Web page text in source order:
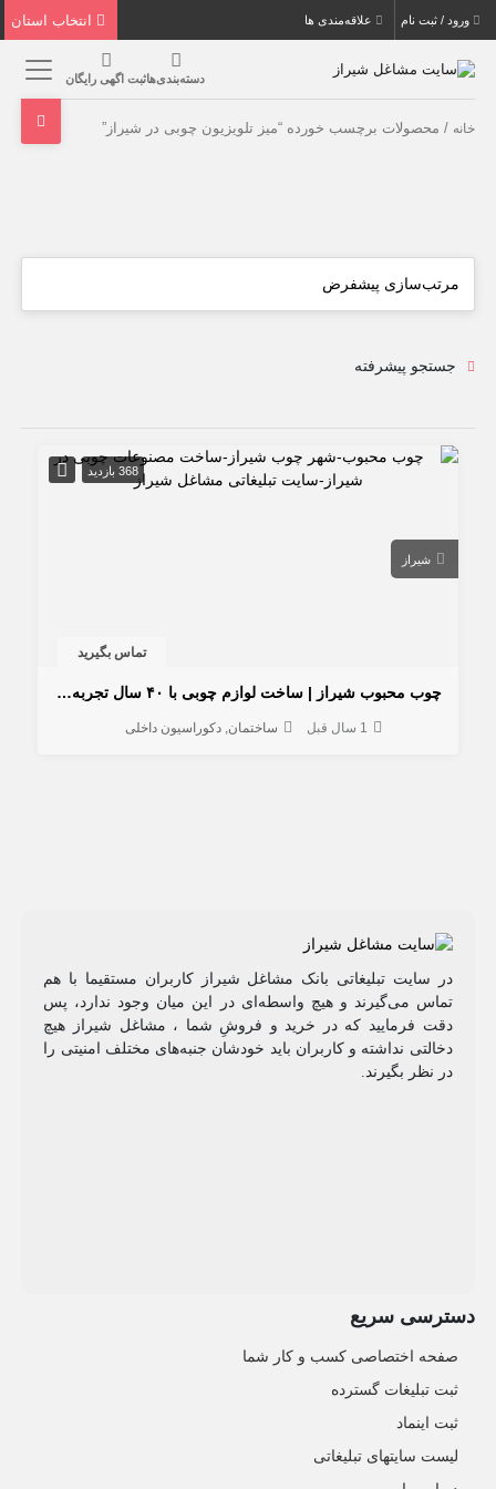
ورود / ثبت نام علاقه‌مندی ها
دسته‌بندی‌هاثبت اگهی رایگان
خانه / محصولات برچسب خورده “میز تلویزیون چوبی در شیراز”
جستجو پیشرفته
368 بازدید
شیراز
تماس بگیرید
چوب محبوب شیراز | ساخت لوازم چوبی با ۴۰ سال تجربه استادکار دهقانی
1 سال قبل ساختمان دکوراسیون داخلی
در سایت تبلیغاتی بانک مشاغل شیراز کاربران مستقیما با هم
تماس می‌گیرند و هیچ واسطه‌ای در این میان وجود ندارد، پس
دقت فرمایید که در خرید و فروشِ شما ، مشاغل شیراز هیچ
دخالتی نداشته و کاربران باید خودشان جنبه‌های مختلف امنیتی را
در نظر بگیرند.
دسترسی سریع
صفحه اختصاصی کسب و کار شما
ثبت تبلیغات گسترده
ثبت اینماد
لیست سایتهای تبلیغاتی